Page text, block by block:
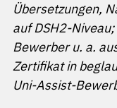
Übersetzungen,
auf DSH2-
Bewerber u. a.
Zertifikat in
Uni-Assist-